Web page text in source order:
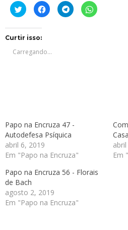
Clique
para
compartilhar
em
janela)
Clique
para
compartilhar
janela)
Clique
para
compartilhar
Clique
para
Curtir isso:
Carregando...
Papo na Encruza 47 -
Autodefesa Psíquica
abril 6, 2019
Em "Papo na Encruza"
Em
Papo na Encruza 56 - Florais
de Bach
agosto 2, 2019
Em "Papo na Encruza"